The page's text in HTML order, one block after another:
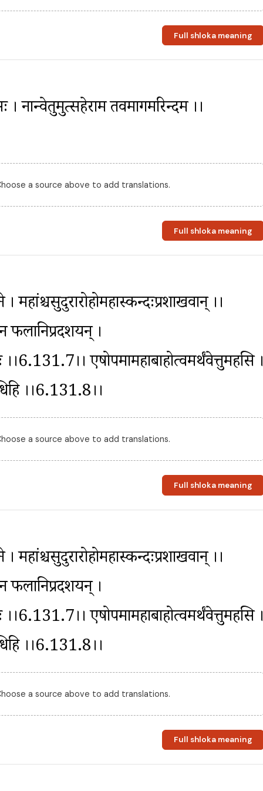
Full shloka meaning
नान्वेतुमुत्सहेराम तवमार्गमरिन्दम ।।
a source above to add translations.
Full shloka meaning
। महांश्चसुदुरारोहोमहास्कन्दःप्रशाखवान् ।।
।
एषोपमामहाबाहोत्वमर्थंवेत्तुमर्हसि
।।6.131.8।।
a source above to add translations.
Full shloka meaning
। महांश्चसुदुरारोहोमहास्कन्दःप्रशाखवान् ।।
।
एषोपमामहाबाहोत्वमर्थंवेत्तुमर्हसि
।।6.131.8।।
a source above to add translations.
Full shloka meaning